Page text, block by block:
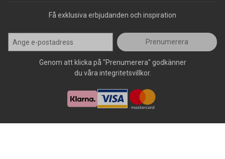
Få exklusiva erbjudanden och inspiration
Prenumerera
Genom att klicka på "Prenumerera" godkänner
du våra integritetsvillkor.